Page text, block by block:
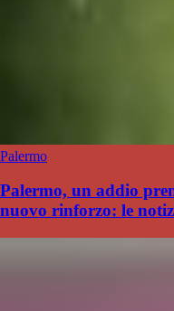
Palermo
Palermo, un addio
nuovo rinforzo: le